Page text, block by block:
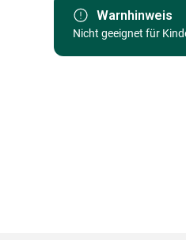
KategorieWarnhinweis
Nicht geeignet für